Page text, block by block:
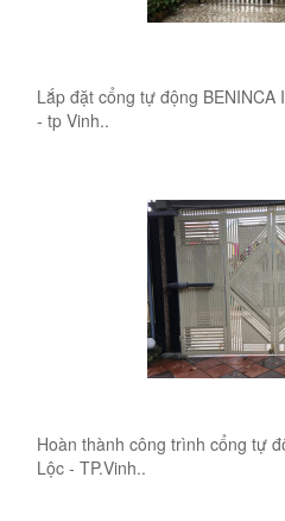
Lắp đặt cổng tự động
- tp Vinh..
Hoàn thành công trình cổng tự
Lộc - TP.Vinh..